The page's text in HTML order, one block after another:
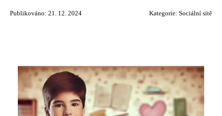
Publikováno: 21. 12. 2024 Kategorie: Sociální sítě